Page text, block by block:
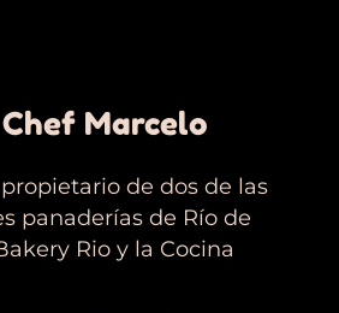
Marcelo
de dos de las
panaderías de Río de
Rio y la Cocina